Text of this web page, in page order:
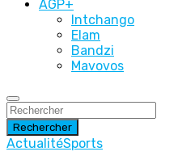
AGP+
Intchango
Elam
Bandzi
Mavovos
Rechercher
ActualitéSports